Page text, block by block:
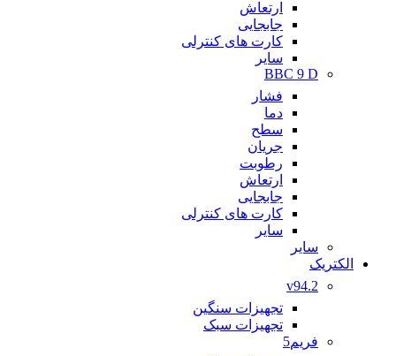
ارتعاش
جابجایی
کارت های کنترلی
سایر
BBC 9 D
فشار
دما
سطح
جریان
رطوبت
ارتعاش
جابجایی
کارت های کنترلی
سایر
سایر
الکتریک
v94.2
تجهیزات سنگین
تجهیزات سبک
فریم5